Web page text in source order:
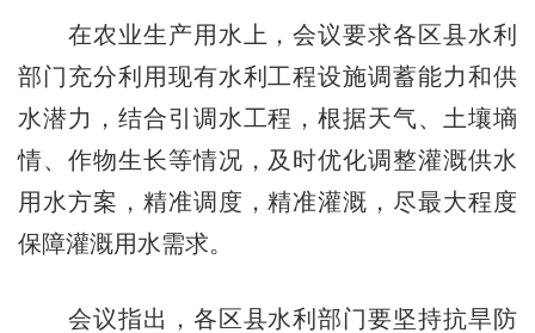
在农业生产用水上，会议要求各区县水利
部门充分利用现有水利工程设施调蓄能力和供
水潜力，结合引调水工程，根据天气、土壤墒
情、作物生长等情况，及时优化调整灌溉供水
用水方案，精准调度，精准灌溉，尽最大程度
保障灌溉用水需求。
会议指出，各区县水利部门要坚持抗旱防